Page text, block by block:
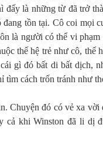
đấy là những từ đã trở
tồn tại. Cô coi mọi
là người có thể vi
thế hệ trẻ như cô, thế
gì đó bất di bất dịch,
tìm cách trốn tránh như
Chuyện đó có vẻ xa vời
cả khi Winston đã li dị